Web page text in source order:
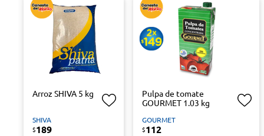
Arroz SHIVA 5 kg
SHIVA
$189
Pulpa de tomate
GOURMET 1.03 kg
GOURMET
$112